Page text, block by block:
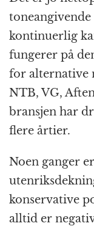
kontinuerlig
fungerer på
for alternative
NTB, VG,
bransjen har
flere årtier.
Noen ganger
konservative
alltid er